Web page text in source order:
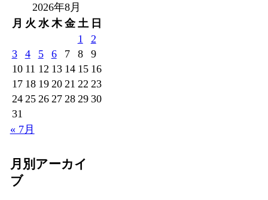
2026年8月
月 火 水 木 金 土 日
1
2
3
4 5 6 7 8
9
10 11 12 13 14 15 16
17 18 19 20 21 22 23
24 25 26 27 28 29 30
31
« 7月
月別アーカイ
ブ